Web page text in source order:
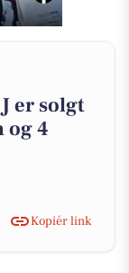
er solgt
og 4
Kopiér link